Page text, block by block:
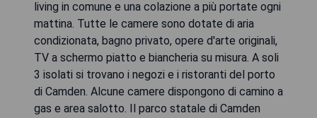
living in comune e una colazione a più portate ogni
mattina. Tutte le camere sono dotate di aria
condizionata, bagno privato, opere d'arte originali,
TV a schermo piatto e biancheria su misura. A soli
3 isolati si trovano i negozi e i ristoranti del porto
di Camden. Alcune camere dispongono di camino a
gas e area salotto. Il parco statale di Camden